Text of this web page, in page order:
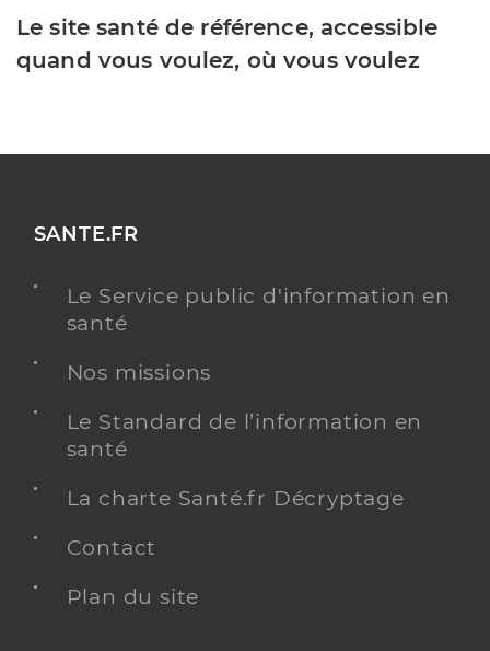
Le site santé de référence, accessible
quand vous voulez, où vous voulez
SANTE.FR
Le Service public d'information en
santé
Nos missions
Le Standard de l’information en
santé
La charte Santé.fr Décryptage
Contact
Plan du site